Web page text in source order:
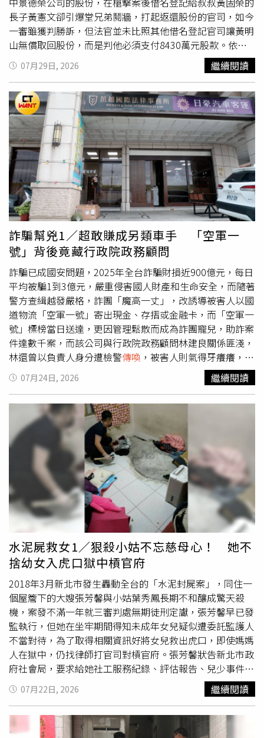
情「極不可能」源於實驗室洩漏。大使館發言人指出：「相
關指控完全是抹黑與誹謗。在新冠病毒起源溯源問題上，我
們堅決反對一切形式的政治操弄。」
長子黃憲文卻引爆堂兄弟鬩牆，打起返還股份的官司，如今
一審雖獲判勝訴，但法官並未比照其他借名登記官司讓黃明
山無償取回股份，而是判他必須支付8430萬元股款。依據
一審判決，黃明山在槍擊案發生後一個月內，找上黃憲文與
一位黃家晚輩成立借名登記契約，約定由黃憲文等兩人與台
灣羽毛公司簽約，分別以8375萬3780元、54萬6220元「購
買」景德榮公司股份，但實際上並未付錢，到現在還掛在台
羽公司帳上。黃榮圖家族成員則遵照遺產協議，加速景德榮
公司的過戶腳步，二子黃明煌遺孀莊蘭玉分別在2015年12
月31日、2016年1月5日各贈與黃憲文景德榮股份2925000
股；三子黃明仁遺孀巫秀鳳分別在2015年12月31日、2016
年1月5日各贈與黃憲文景德榮股份1000000股。黃榮圖五子
黃明堂夫婦從2015年12月底到2016年1月初贈與景德榮股
份共2000000股給黃憲文。黃明山的五弟黃明堂曾為股份返
還案出庭作證。（圖／報系資料照）黃憲文對法院抗辯，莊
蘭玉、巫秀鳳及黃明堂夫婦將景德榮股份贈與他，他也有依
法申報及繳納贈與稅，但黃明堂作證表示，景德榮公司是黃
明山的財產，黃明山有告知要移轉給他，所以「我們都完全
配合並交給專業人士去處理」，還說都是黃明山負責繳稅，
所以法官不採信黃明山有「贈與」股份給黃憲文。黃憲文還
提出另一個抗辯方向，他除了否認景德榮公司的股份是借名
登記，還強調自己跟台羽公司買下景德榮的股份，所以公司
應收帳款的債務人名字是黃憲文；他還使出「大絕招」，就
算法官認定有借名登記關係，既然台羽公司帳上還記錄他積
欠股款，那應該要讓股份實際持有者黃明山付清這筆費用。
北院
台羽及景德榮公司的會計師，會計師證稱當時黃明
山與黃憲文基於借名登記關係，才把景德榮股份過戶給黃憲
文，他製作股份買賣契約時，雙方根本不在場，他有得到兩
造同意以便章蓋印，又因為當時急著過戶，黃憲文沒那麼多
現金，所以台羽公司才掛有黃憲文的帳務。法官認定，股份
買賣契約是基於兩造間的借名登記契約所製作，而且在一般
買賣契約的關係之下，黃憲文買賣股份時就應該給付股款但
至今未付，顯然不符常情，因此黃憲文自稱以買賣關係取得
股份並不足以採信。美麗華黃家老三黃榮圖的美福集團涵蓋
飯店、餐廳、倉儲、羽毛業。（圖／報系資料照）至於黃明
山為何討回股份還得付8430萬元？判決書寫：「被告返還
景德榮公司股份之義務與原告應給付股份買賣所生之價金給
付義務間，並非具有對價關係之雙務契約而生之債務」，本
刊詢問律師葉恕宏這段話的白話文是什麼意思？他說，由於
借名人名下仍背負買股所生的8千多萬股款債務，法院認
為，雖然返還股票與支付股款並非典型買賣契約中的對價關
係，但兩者都源自同一個借名安排，在法律上具有密切牽
連，因此基於公平原則，應類推適用「同時履行抗辯」。葉
恕宏分析，雖然法院認可有借名登記關係，但因為被告名下
掛有對台灣羽毛公司的應付股款債務（黃憲文兩人共8430
萬元），並主張「同時履行抗辯」，所以要由實際股東黃明
山負清償責任，換句話說，黃明山不能只要求返還股票，而
完全不處理黃憲文因此承擔的債務，必須一併清償後，才能
取得股份。法院判決黃憲文兩人須返還股份給黃明山，但黃
明山得為此付出8430萬元，是否對他不公平？其實他曾在
庭上表達，願意清償黃憲文兩人在台羽公司所負的債務，所
07月29日, 2026 繼續閱讀
詐騙幫兇1／超敢賺成另類車手 「空軍一
號」背後竟藏行政院政務顧問
詐騙已成國安問題，2025年全台詐騙財損近900億元，每日
平均被騙1到3億元，嚴重侵害國人財產和生命安全，而隨著
警方查緝越發嚴格，詐團「魔高一丈」，改誘導被害人以國
道物流「空軍一號」寄出現金、存摺或金融卡，而「空軍一
號」標榜當日送達，更因管理鬆散而成為詐團寵兒，助詐案
件達數千案，而該公司與行政院政務顧問林建良關係匪淺，
林還曾以負責人身分遭檢警傳喚 ，被害人則氣得牙癢癢，希
望相關單位能加強取締。記者7月偽裝成寄貨民眾造訪空軍
一號三重站，其門口僅寫著「貨物、乘車服務、24小時營
業」，玻璃門上則標榜「百億貨運」，未見空軍一號相關標
示，踏入站點後，則可見白板上密密麻麻標示著物流班次時
刻表，一旁角落還擺放裝有貓狗的寵物外出箱，現場氣氛忙
碌緊湊。「空軍一號」物流人員收包裹時，還強調收件人需
帶有限證件才能領取，站點仍在未查核身分下放行。（圖／
本刊攝影組）而記者拿出裝有卡片和存摺的牛皮紙袋，收件
人員僅看一眼便收下，口頭詢問「現金、金融卡不能寄，裡
面不是現金、金融卡吧」，得到否定答案後便未再追問，且
要求寫下收件人的全名和電話號碼，告知約2小時就能送達
桃園某站點，且收件人需帶有限證件才能領取後就完成寄件
流程。即使物流人員把防詐事項交代得清清楚楚，但物流站
點實際做的又不一樣，記者在桃園站點關門前半小時抵達，
但該站點明顯已經打烊，改由一旁店家幫忙交貨，店家則從
頭到尾未查核收件人身分，僅加收30元代辦費後便交出包
裹，鬆散管理也讓「空軍一號」多年來成為詐團首選物流，
在不知不覺間就讓被害人落入陷阱中。「空軍一號」不只收
受包裹，還能寄送貓狗等小動物，也成為寵物店的首選通
路。（圖／本刊攝影組）記者調查，「空軍一號」是國道物
流起家，主打人貨都載、當天送達，業務範圍還涵蓋活體動
物和各式包裹，早年更被稱為「野雞車之王」，還曾被媒體
直擊在交流道旁放生乘客，20多年前被加強取締後一度轉趨
低調，近年卻又在詐騙集團的加持下風光復出。「物流公司
都很聰明，只要說不知道包裹內容就沒事。」知情刑警透
露，「空軍一號」過去從不查驗收件人的身分和證件，只要
07月24日, 2026 繼續閱讀
水泥屍救女1／狠殺小姑不忘慈母心！ 她不
捨幼女入虎口獄中槓官府
2018年3月新北市發生轟動全台的「水泥封屍案」，同住一
個屋簷下的大嫂張芳馨與小姑葉秀鳳長期不和釀成驚天殺
機，案發不滿一年就三審判處無期徒刑定讞，張芳馨早已發
監執行，但她在坐牢期間得知未成年女兒疑似遭委託監護人
不當對待，為了取得相關資訊好將女兒救出虎口，即使媽媽
人在獄中，仍找律師打官司對槓官府。張芳馨狀告新北市政
府社會局，要求給她社工服務紀錄、評估報告、兒少事件通
報表、家防中心調查記錄等文件，台北高等行政法院判張芳
馨勝訴，並在判決中痛斥社會局曲解法律、未善盡職責。本
案判決因社會局未上訴，全案確定，已提供相關資料給張芳
馨。水泥封屍案兇手張芳馨遭判無期徒刑定讞後，將未成年
07月22日, 2026 繼續閱讀